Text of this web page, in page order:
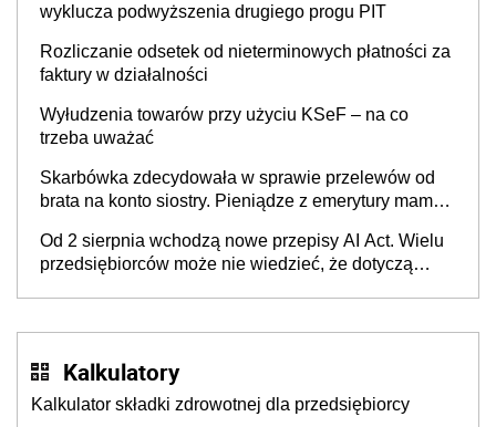
wyklucza podwyższenia drugiego progu PIT
Rozliczanie odsetek od nieterminowych płatności za
faktury w działalności
Wyłudzenia towarów przy użyciu KSeF – na co
trzeba uważać
Skarbówka zdecydowała w sprawie przelewów od
brata na konto siostry. Pieniądze z emerytury mamy
będzie
Od 2 sierpnia wchodzą nowe przepisy AI Act. Wielu
przedsiębiorców może nie wiedzieć, że dotyczą
Kalkulatory
Kalkulator składki zdrowotnej dla przedsiębiorcy